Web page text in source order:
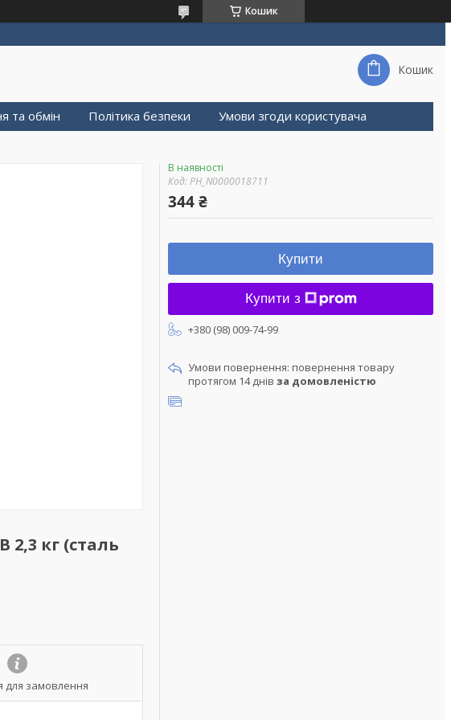
Кошик
Кошик
та обмін Політика безпеки Умови згоди користувача
2,3 кг (сталь
для замовлення
В наявності
Код:PH_N0000018711
344 ₴
Купити
Купити з
+380 (98) 009-74-99
повернення товару
протягом 14 днів за домовленістю